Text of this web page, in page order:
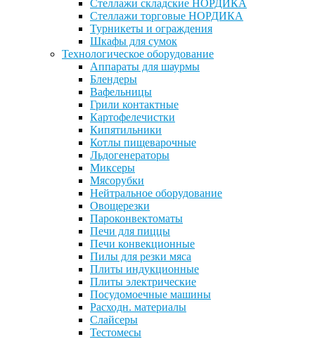
Стеллажи складские НОРДИКА
Стеллажи торговые НОРДИКА
Турникеты и ограждения
Шкафы для сумок
Технологическое оборудование
Аппараты для шаурмы
Блендеры
Вафельницы
Грили контактные
Картофелечистки
Кипятильники
Котлы пищеварочные
Льдогенераторы
Миксеры
Мясорубки
Нейтральное оборудование
Овощерезки
Пароконвектоматы
Печи для пиццы
Печи конвекционные
Пилы для резки мяса
Плиты индукционные
Плиты электрические
Посудомоечные машины
Расходн. материалы
Слайсеры
Тестомесы